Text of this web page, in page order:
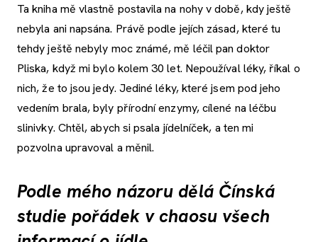
Ta kniha mě vlastně postavila na nohy v době, kdy ještě
nebyla ani napsána. Právě podle jejích zásad, které tu
tehdy ještě nebyly moc známé, mě léčil pan doktor
Pliska, když mi bylo kolem 30 let. Nepoužíval léky, říkal o
nich, že to jsou jedy. Jediné léky, které jsem pod jeho
vedením brala, byly přírodní enzymy, cílené na léčbu
slinivky. Chtěl, abych si psala jídelníček, a ten mi
pozvolna upravoval a měnil.
Podle mého názoru dělá Čínská
studie pořádek v chaosu všech